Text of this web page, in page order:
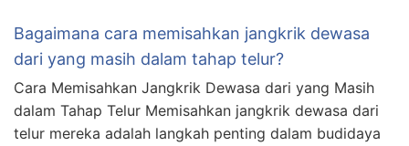
Bagaimana cara memisahkan jangkrik dewasa
dari yang masih dalam tahap telur?
Cara Memisahkan Jangkrik Dewasa dari yang Masih
dalam Tahap Telur Memisahkan jangkrik dewasa dari
telur mereka adalah langkah penting dalam budidaya